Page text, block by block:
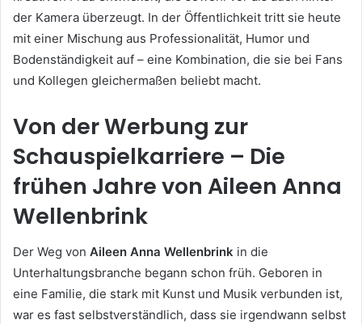
der Kamera überzeugt. In der Öffentlichkeit tritt sie heute
mit einer Mischung aus Professionalität, Humor und
Bodenständigkeit auf – eine Kombination, die sie bei Fans
und Kollegen gleichermaßen beliebt macht.
Von der Werbung zur
Schauspielkarriere – Die
frühen Jahre von Aileen Anna
Wellenbrink
Der Weg von Aileen Anna Wellenbrink in die
Unterhaltungsbranche begann schon früh. Geboren in
eine Familie, die stark mit Kunst und Musik verbunden ist,
war es fast selbstverständlich, dass sie irgendwann selbst